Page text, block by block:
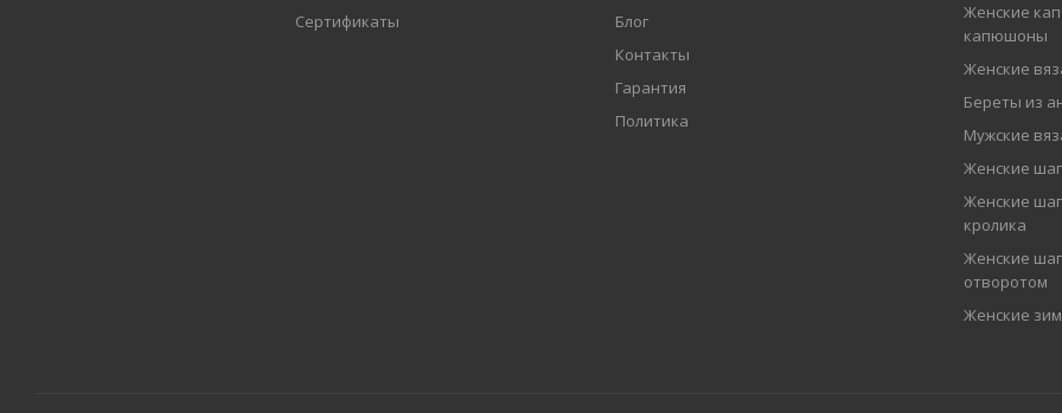
Сертификаты
Блог
Контакты
Гарантия
Политика
Женские
капюшоны
Женские
Береты из
Мужские
Женские
Женские
кролика
Женские
отворотом
Женские